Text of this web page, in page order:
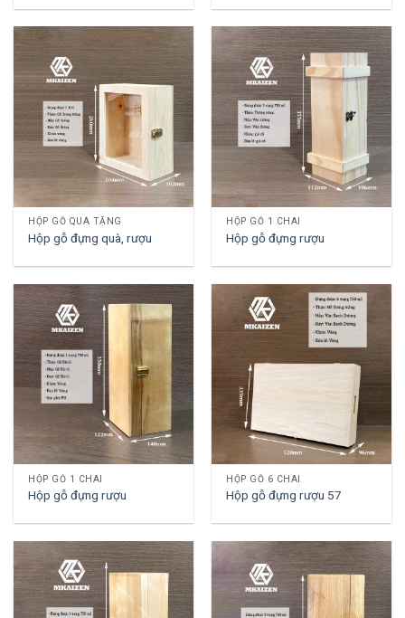
HỘP GỖ QUÀ TẶNG
Hộp gỗ đựng quà, rượu
HỘP GỖ 1 CHAI
Hộp gỗ đựng rượu
HỘP GỖ 1 CHAI
Hộp gỗ đựng rượu
HỘP GỖ 6 CHAI
Hộp gỗ đựng rượu 57